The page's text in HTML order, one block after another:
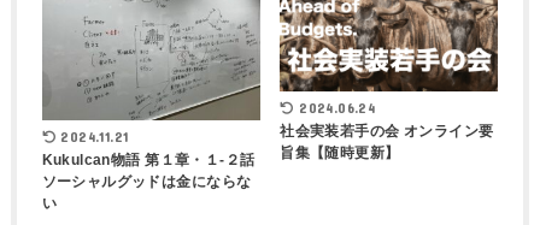
2024.11.21
Kukulcan物語 第１章・１-２話
ソーシャルグッドは金にならな
い
2024.06.24
社会実装若手の会 オンライン要
旨集【随時更新】